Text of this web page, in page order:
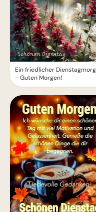
Ein friedlicher
- Guten Morgen!